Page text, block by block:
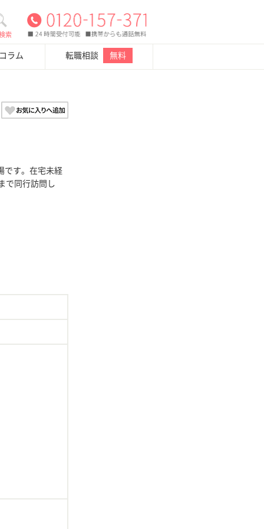
索
ラム 転職相談 無料
です。在宅未経
で同行訪問し